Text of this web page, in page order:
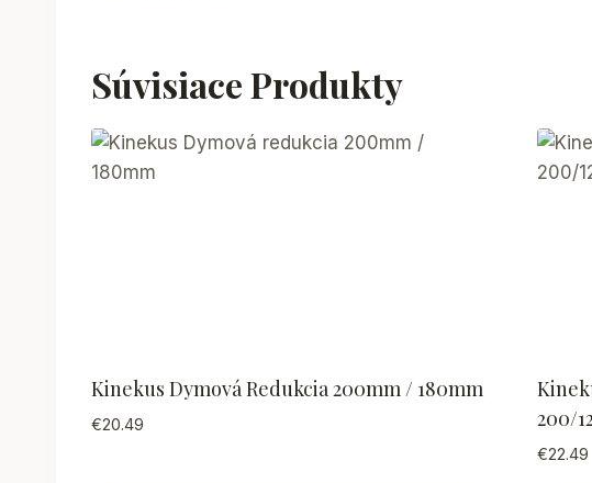
Súvisiace Produkty
Kinekus Dymová Redukcia 200mm / 180mm
€20.49
200/
€22.49